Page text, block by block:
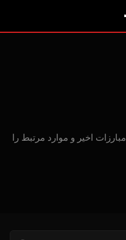
اخیر و موارد مرتبط را